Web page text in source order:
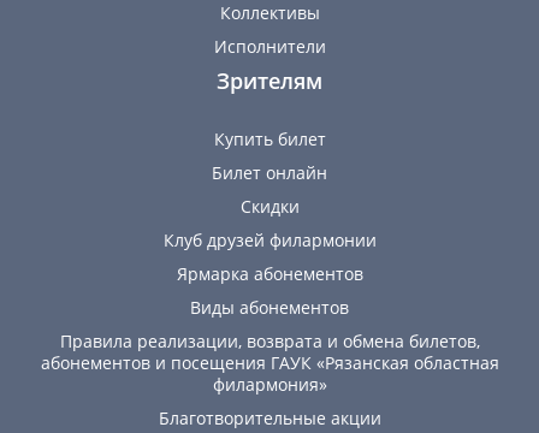
Коллективы
Исполнители
Зрителям
Купить билет
Билет онлайн
Скидки
Клуб друзей филармонии
Ярмарка абонементов
Виды абонементов
Правила реализации, возврата и обмена билетов,
абонементов и посещения ГАУК «Рязанская областная
филармония»
Благотворительные акции